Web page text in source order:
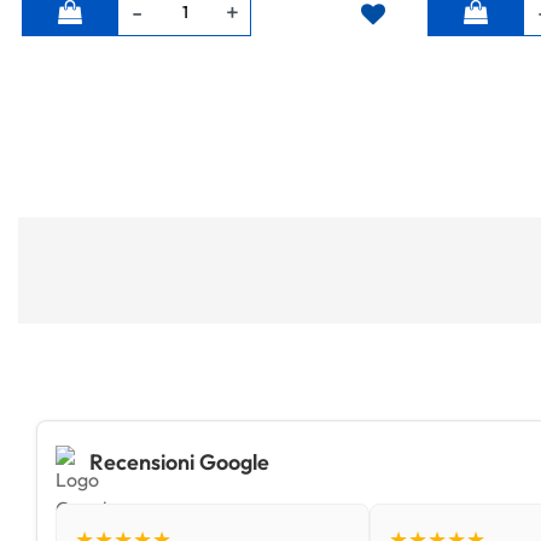
Recensioni Google